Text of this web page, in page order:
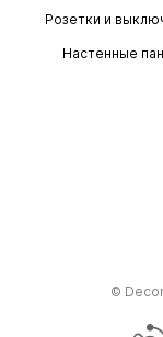
Розетки и
Настенные
©